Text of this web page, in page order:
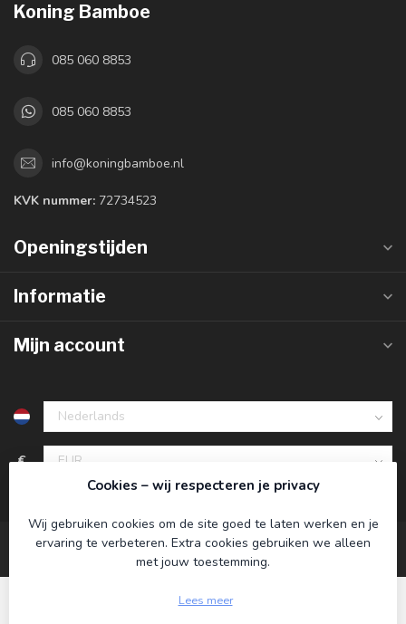
Koning Bamboe
085 060 8853
085 060 8853
info@koningbamboe.nl
KVK nummer: 72734523
Openingstijden
Informatie
Mijn account
€
Cookies – wij respecteren je privacy
Wij gebruiken cookies om de site goed te laten werken en je
ervaring te verbeteren. Extra cookies gebruiken we alleen
met jouw toestemming.
Lees meer